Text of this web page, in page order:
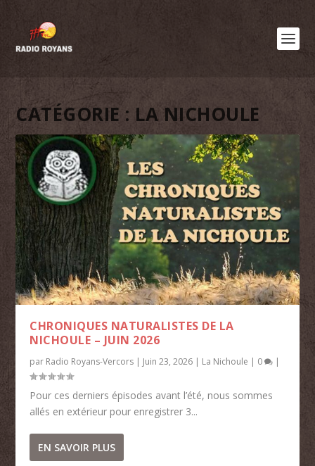
CATÉGORIE : LA NICHOULE
CHRONIQUES NATURALISTES DE LA
NICHOULE – JUIN 2026
par Radio Royans-Vercors | Juin 23, 2026 | La Nichoule | 0 |
Pour ces derniers épisodes avant l’été, nous sommes
allés en extérieur pour enregistrer 3...
EN SAVOIR PLUS